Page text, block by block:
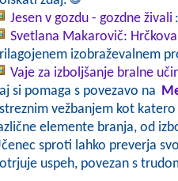
Jesen v gozdu - gozdne živali
Svetlana Makarovič:
izobraževalnem
Vaje za izboljšanje bralne
si pomaga s povezavo na
vežbanjem kot
elemente branja, od
sproti lahko preverja
uspeh, povezan s